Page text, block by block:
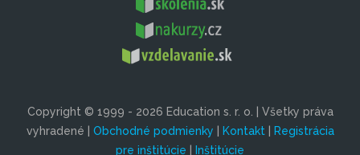
Copyright © 1999 - 2026 Education s. r. o. | Všetky práva
vyhradené | Obchodné podmienky | Kontakt| Registrácia
pre inštitúcie | Inštitúcie